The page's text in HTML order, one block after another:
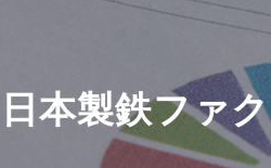
日本製鉄ファ